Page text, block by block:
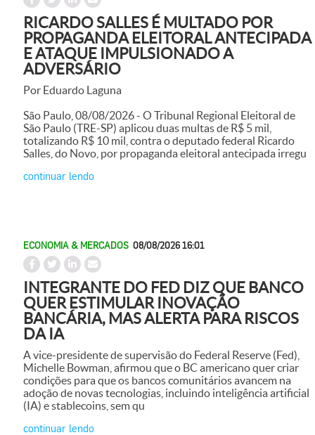
RICARDO SALLES É MULTADO POR
PROPAGANDA ELEITORAL ANTECIPADA
E ATAQUE IMPULSIONADO A
ADVERSÁRIO
Por Eduardo Laguna
São Paulo, 08/08/2026 - O Tribunal Regional Eleitoral de
São Paulo (TRE-SP) aplicou duas multas de R$ 5 mil,
totalizando R$ 10 mil, contra o deputado federal Ricardo
Salles, do Novo, por propaganda eleitoral antecipada irregu
continuar lendo
ECONOMIA & MERCADOS 08/08/2026 16:01
INTEGRANTE DO FED DIZ QUE BANCO
QUER ESTIMULAR INOVAÇÃO
BANCÁRIA, MAS ALERTA PARA RISCOS
DA IA
A vice-presidente de supervisão do Federal Reserve (Fed),
Michelle Bowman, afirmou que o BC americano quer criar
condições para que os bancos comunitários avancem na
adoção de novas tecnologias, incluindo inteligência artificial
(IA) e stablecoins, sem qu
continuar lendo